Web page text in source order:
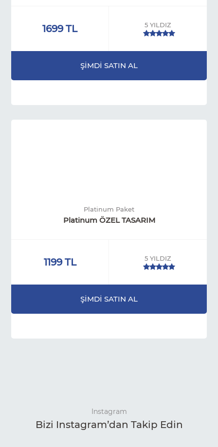
1699 TL 5 YILDIZ
ŞİMDİ SATIN AL
Platinum Paket
Platinum ÖZEL TASARIM
1199 TL 5 YILDIZ
ŞİMDİ SATIN AL
Instagram
Bizi Instagram’dan Takip Edin